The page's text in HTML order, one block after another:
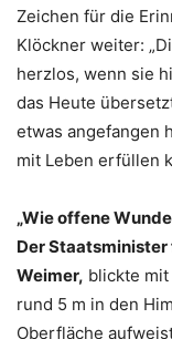
Zeichen für die
Klöckner weiter:
herzlos, wenn sie
das Heute
etwas angefangen
mit Leben erfüllen
„Wie offene
Der
Weimer, blickte
rund 5 m in den
Oberfläche